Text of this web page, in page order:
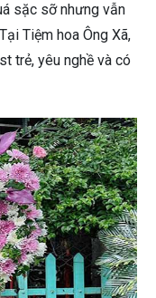
sặc sỡ nhưng vẫn
Tiệm hoa Ông Xã,
trẻ, yêu nghề và có